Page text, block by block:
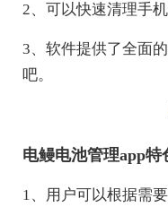
2、可以快速清理手
3、软件提供了全面
吧。
电鳗电池管理app特
1、用户可以根据需